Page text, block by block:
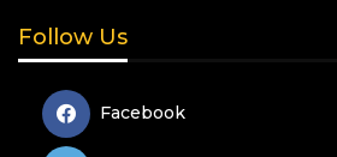
Follow Us
Facebook